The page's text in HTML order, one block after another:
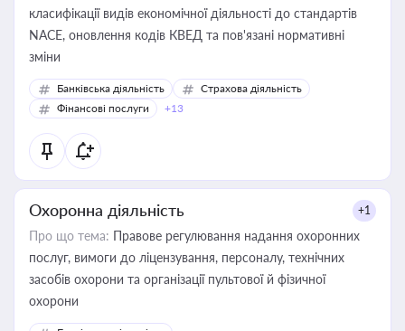
класифікації видів економічної діяльності до стандартів
NACE, оновлення кодів КВЕД та пов'язані нормативні
зміни
Банківська діяльність
Страхова діяльність
Фінансові послуги
+13
Охоронна діяльність +1
Про що тема: Правове регулювання надання охоронних
послуг, вимоги до ліцензування, персоналу, технічних
засобів охорони та організації пультової й фізичної
охорони